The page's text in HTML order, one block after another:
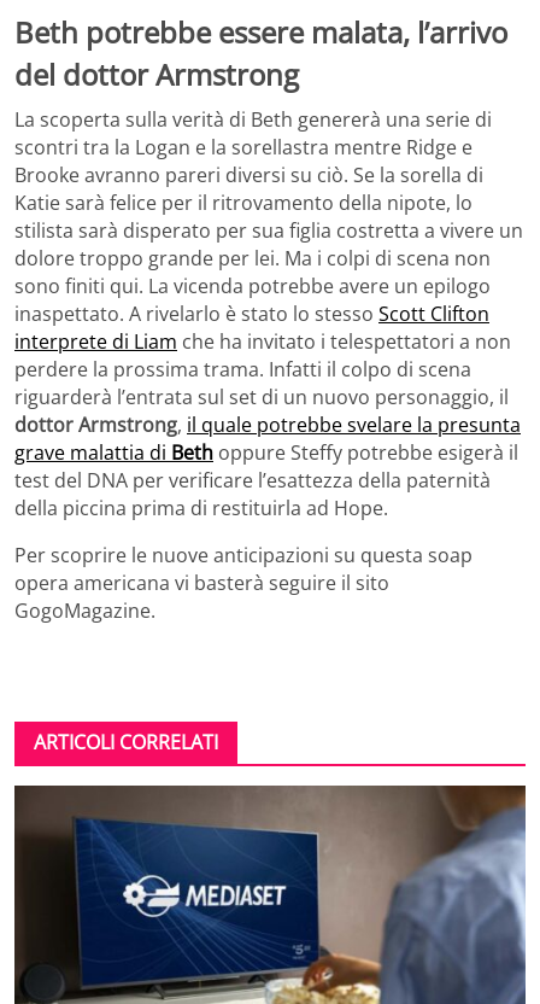
Beth potrebbe essere malata, l’arrivo
del dottor Armstrong
La scoperta sulla verità di Beth genererà una serie di
scontri tra la Logan e la sorellastra mentre Ridge e
Brooke avranno pareri diversi su ciò. Se la sorella di
Katie sarà felice per il ritrovamento della nipote, lo
stilista sarà disperato per sua figlia costretta a vivere un
dolore troppo grande per lei. Ma i colpi di scena non
sono finiti qui. La vicenda potrebbe avere un epilogo
inaspettato. A rivelarlo è stato lo stesso Scott Clifton
interprete di Liam che ha invitato i telespettatori a non
perdere la prossima trama. Infatti il colpo di scena
riguarderà l’entrata sul set di un nuovo personaggio, il
dottor Armstrong, il quale potrebbe svelare la presunta
grave malattia di Beth oppure Steffy potrebbe esigerà il
test del DNA per verificare l’esattezza della paternità
della piccina prima di restituirla ad Hope.
Per scoprire le nuove anticipazioni su questa soap
opera americana vi basterà seguire il sito
GogoMagazine.
ARTICOLI CORRELATI